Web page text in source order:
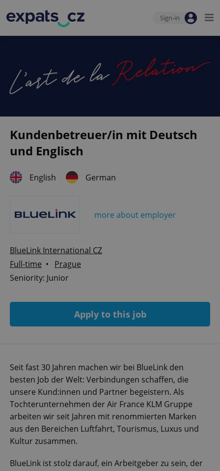
Sign-in
Kundenbetreuer/in mit Deutsch
und Englisch
English German
more about employer
BlueLink International CZ
Full-time • Prague
Seniority: Junior
Apply to this job
Seit fast 30 Jahren machen wir bei BlueLink den
besten Job der Welt: Verbindungen schaffen, die
unsere Kund:innen und Partner begeistern. Als
Tochterunternehmen der Air France KLM Gruppe
arbeiten wir seit Jahren mit renommierten Marken
aus den Bereichen Luftfahrt, Tourismus, Luxus und
Kultur zusammen.
BlueLink ist stolz darauf, ein Arbeitgeber zu sein, der